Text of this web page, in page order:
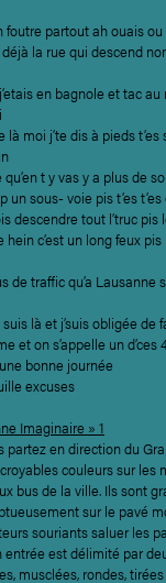
foutre partout ah ouais ou
la rue qui descend
en bagnole et tac
moi j’te dis à pieds
t y vas y a plus de
sous- voie pis t’es t’es
descendre tout l’truc pis
c’est un long feux
de traffic qu’a Lausanne
là et j’suis obligée de
et on s’appelle un d’ces
bonne journée
excuses
Imaginaire » 1
partez en direction du
couleurs sur les
bus de la ville. Ils sont
sur le pavé
souriants saluer les
entrée est délimité par
musclées, rondes,